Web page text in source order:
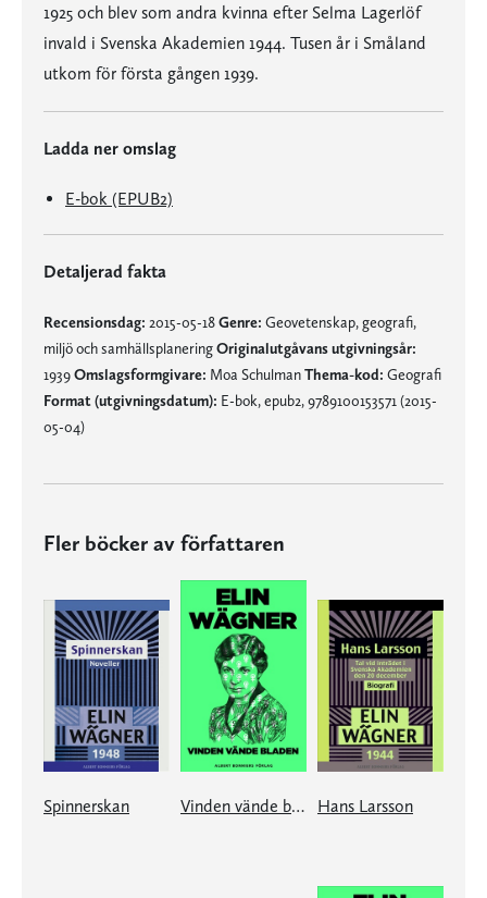
1925 och blev som andra kvinna efter Selma Lagerlöf
invald i Svenska Akademien 1944. Tusen år i Småland
utkom för första gången 1939.
Ladda ner omslag
E-bok (EPUB2)
Detaljerad fakta
Recensionsdag: 2015-05-18Genre: Geovetenskap, geografi,
miljö och samhällsplaneringOriginalutgåvans utgivningsår:
1939Omslagsformgivare: Moa SchulmanThema-kod: Geografi
Format (utgivningsdatum): E-bok, epub2, 9789100153571 (2015-
05-04)
Fler böcker av författaren
Spinnerskan Vinden vände bladen Hans Larsson